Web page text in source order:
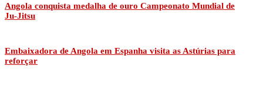
Angola conquista medalha de ouro Campeonato Mundial de
Ju-Jitsu
Embaixadora de Angola em Espanha visita as Astúrias para
reforçar